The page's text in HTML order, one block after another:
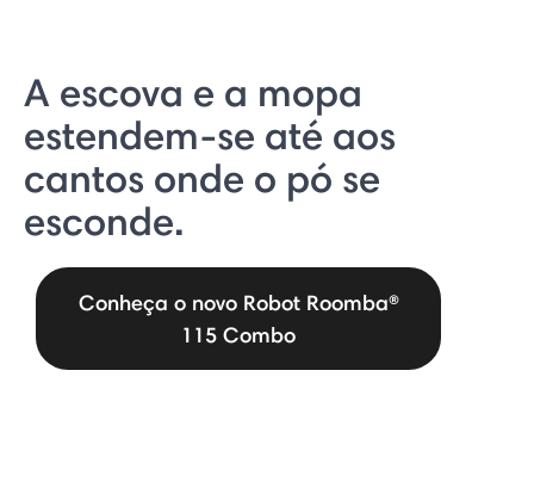
A escova e a mopa
estendem-se até aos
cantos onde o pó se
esconde.
Conheça o novo Robot Roomba®
115 Combo